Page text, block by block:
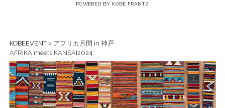
POWERED BY KOBE FRANTZ
KOBEEVENT> アフリカ月間 in 神戸
AFRIKA meets KANSAI2024